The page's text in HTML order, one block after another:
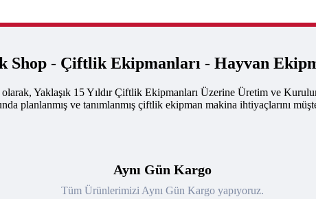
Shop - Çiftlik Ekipmanları - Hayvan
Yaklaşık 15 Yıldır Çiftlik Ekipmanları Üzerine Üretim ve
planlanmış ve tanımlanmış çiftlik ekipman makina ihtiyaçlarını
Aynı Gün Kargo
Tüm Ürünlerimizi Aynı Gün Kargo yapıyoruz.